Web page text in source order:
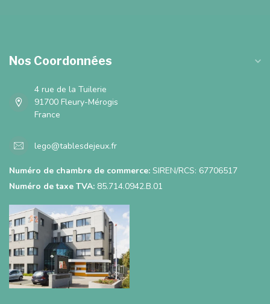
Nos Coordonnées
4 rue de la Tuilerie
91700 Fleury-Mérogis
France
lego@tablesdejeux.fr
Numéro de chambre de commerce: SIREN/RCS: 67706517
Numéro de taxe TVA: 85.714.0942.B.01